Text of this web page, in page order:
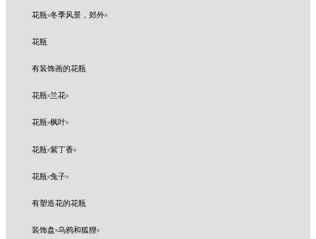
花瓶«冬季风景，郊外»
花瓶
有装饰画的花瓶
花瓶«兰花»
花瓶«枫叶»
花瓶«紫丁香»
花瓶«兔子»
有塑造花的花瓶
装饰盘«乌鸦和狐狸»